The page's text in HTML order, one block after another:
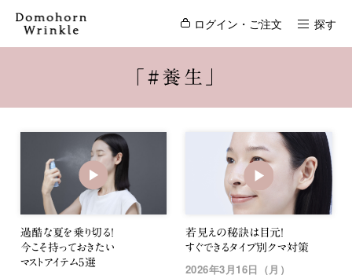
ログイン・ご注文 探す
「#養生」
過酷な夏を乗り切る！
今こそ持っておきたい
マストアイテム5選
若見えの秘訣は目元！
すぐできるタイプ別クマ対策
2026年3月16日（月）